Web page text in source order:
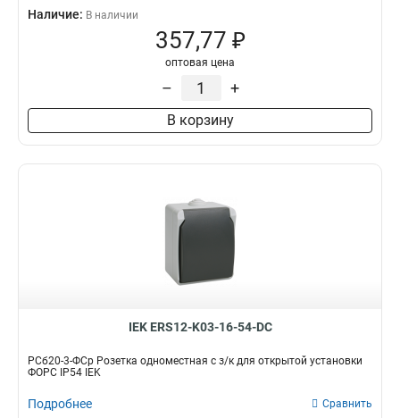
Наличие: В наличии
357,77 ₽
оптовая цена
– +
В корзину
IEK ERS12-K03-16-54-DC
РСб20-3-ФСр Розетка одноместная с з/к для открытой установки
ФОРС IP54 IEK
Подробнее Сравнить